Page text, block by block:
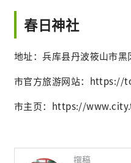
春日神社
地址：兵库县丹波筱山市
市官方旅游网站：https://
市主页：https://
撰稿